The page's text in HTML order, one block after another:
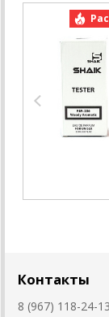
Контакты
8 (967) 118-24-13